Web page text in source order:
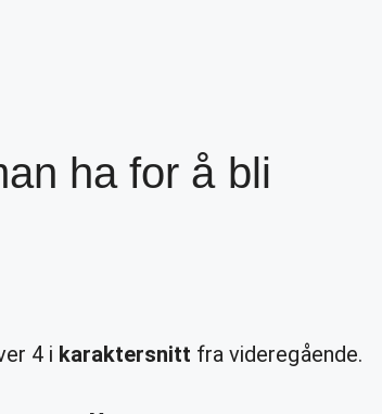
ha for å bli
4 i karaktersnitt fra videregående.